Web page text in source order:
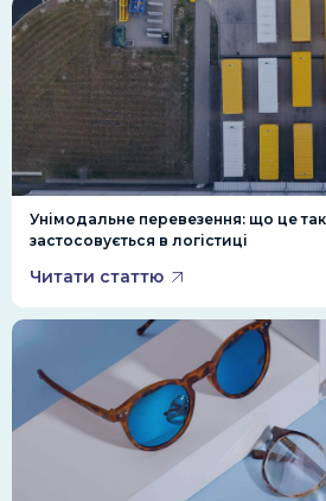
Унімодальне перевезення: що це
застосовується в логістиці
Читати статтю